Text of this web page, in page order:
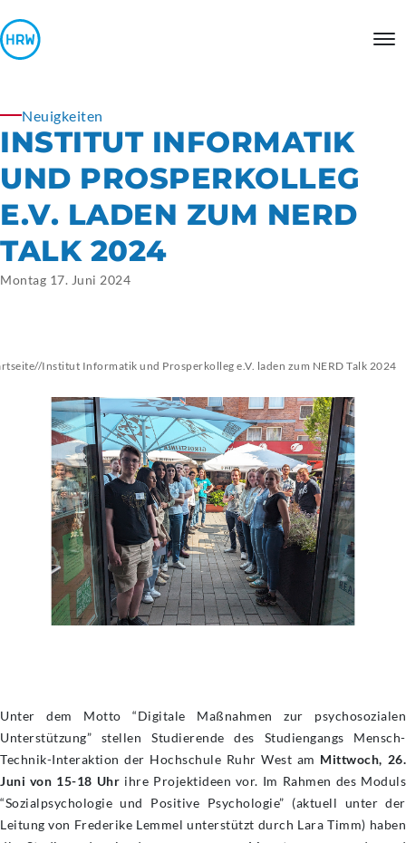
Neuigkeiten
INSTITUT INFORMATIK
UND PROSPERKOLLEG
E.V. LADEN ZUM NERD
TALK 2024
Montag 17. Juni 2024
//Institut Informatik und Prosperkolleg e.V. laden zum NERD Talk 2024
Unter dem Motto “Digitale Maßnahmen zur psychosozialen
Unterstützung” stellen Studierende des Studiengangs Mensch-
Technik-Interaktion der Hochschule Ruhr West am Mittwoch, 26.
Juni von 15-18 Uhr ihre Projektideen vor. Im Rahmen des Moduls
“Sozialpsychologie und Positive Psychologie” (aktuell unter der
Leitung von Frederike Lemmel unterstützt durch Lara Timm) haben